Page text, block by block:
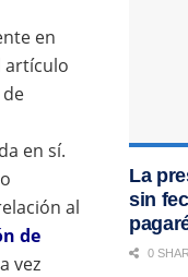
en
artículo
en sí.
al
de
vez
La
sin
0